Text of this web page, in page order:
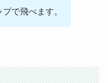
で飛べます。